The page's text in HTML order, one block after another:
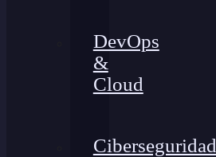
DevOps
&
Cloud
Ciberseguridad